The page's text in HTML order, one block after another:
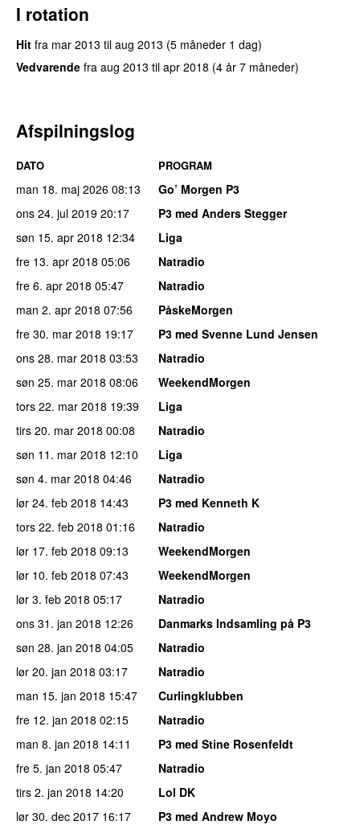
I rotation
Hit fra mar 2013 til aug 2013 (5 måneder 1 dag)
Vedvarende fra aug 2013 til apr 2018 (4 år 7 måneder)
Afspilningslog
DATO PROGRAM
man 18. maj 2026 08:13
Go’ Morgen P3
ons 24. jul 2019 20:17
P3 med Anders Stegger
søn 15. apr 2018 12:34
Liga
fre 13. apr 2018 05:06
Natradio
fre 6. apr 2018 05:47
Natradio
man 2. apr 2018 07:56
PåskeMorgen
fre 30. mar 2018 19:17
P3 med Svenne Lund Jensen
ons 28. mar 2018 03:53
Natradio
søn 25. mar 2018 08:06
WeekendMorgen
tors 22. mar 2018 19:39
Liga
tirs 20. mar 2018 00:08
Natradio
søn 11. mar 2018 12:10
Liga
søn 4. mar 2018 04:46
Natradio
lør 24. feb 2018 14:43
P3 med Kenneth K
tors 22. feb 2018 01:16
Natradio
lør 17. feb 2018 09:13
WeekendMorgen
lør 10. feb 2018 07:43
WeekendMorgen
lør 3. feb 2018 05:17
Natradio
ons 31. jan 2018 12:26
Danmarks Indsamling på P3
søn 28. jan 2018 04:05
Natradio
lør 20. jan 2018 03:17
Natradio
man 15. jan 2018 15:47
Curlingklubben
fre 12. jan 2018 02:15
Natradio
man 8. jan 2018 14:11
P3 med Stine Rosenfeldt
fre 5. jan 2018 05:47
Natradio
tirs 2. jan 2018 14:20
Lol DK
lør 30. dec 2017 16:17
P3 med Andrew Moyo